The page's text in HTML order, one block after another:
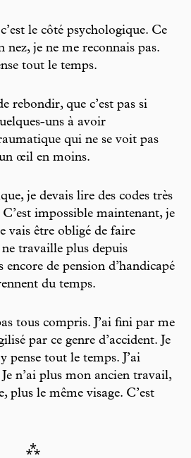
le côté psychologique. Ce
nez, je ne me reconnais pas.
tout le temps.
rebondir, que c’est pas si
uns à avoir
qui ne se voit pas
œil en moins.
je devais lire des codes très
C’est impossible maintenant, je
vais être obligé de faire
ne travaille plus depuis
encore de pension d’handicapé
du temps.
tous compris. J’ai fini par me
par ce genre d’accident. Je
pense tout le temps. J’ai
n’ai plus mon ancien travail,
plus le même visage. C’est
⁂